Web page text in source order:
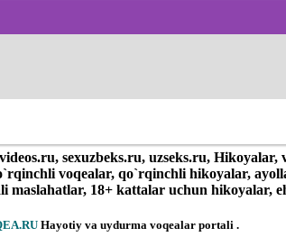
sexuzbeks.ru, uzseks.ru, Hikoyalar,
voqealar, qo`rqinchli hikoyalar,
maslahatlar, 18+ kattalar uchun hikoyalar,
Hayotiy va uydurma voqealar portali .